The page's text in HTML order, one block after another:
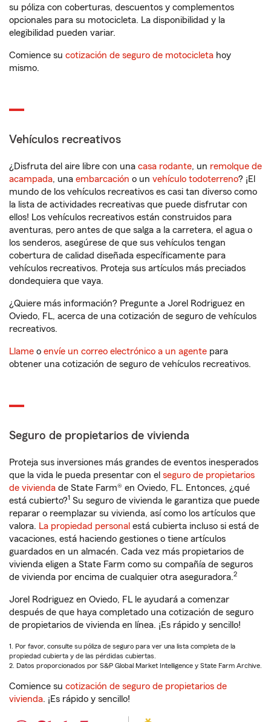
su póliza con coberturas, descuentos y complementos
opcionales para su motocicleta. La disponibilidad y la
elegibilidad pueden variar.
Comience su cotización de seguro de motocicleta hoy
mismo.
Vehículos recreativos
¿Disfruta del aire libre con una casa rodante, un remolque de
acampada, una embarcación o un vehículo todoterreno? ¡El
mundo de los vehículos recreativos es casi tan diverso como
la lista de actividades recreativas que puede disfrutar con
ellos! Los vehículos recreativos están construidos para
aventuras, pero antes de que salga a la carretera, el agua o
los senderos, asegúrese de que sus vehículos tengan
cobertura de calidad diseñada específicamente para
vehículos recreativos. Proteja sus artículos más preciados
dondequiera que vaya.
¿Quiere más información? Pregunte a Jorel Rodriguez en
Oviedo, FL, acerca de una cotización de seguro de vehículos
recreativos.
Llame o envíe un correo electrónico a un agente para
obtener una cotización de seguro de vehículos recreativos.
Seguro de propietarios de vivienda
Proteja sus inversiones más grandes de eventos inesperados
que la vida le pueda presentar con el seguro de propietarios
de vivienda de State Farm® en Oviedo, FL. Entonces, ¿qué
está cubierto?1 Su seguro de vivienda le garantiza que puede
reparar o reemplazar su vivienda, así como los artículos que
valora. La propiedad personal está cubierta incluso si está de
vacaciones, está haciendo gestiones o tiene artículos
guardados en un almacén. Cada vez más propietarios de
vivienda eligen a State Farm como su compañía de seguros
de vivienda por encima de cualquier otra aseguradora.2
Jorel Rodriguez en Oviedo, FL le ayudará a comenzar
después de que haya completado una cotización de seguro
de propietarios de vivienda en línea. ¡Es rápido y sencillo!
1. Por favor, consulte su póliza de seguro para ver una lista completa de la
propiedad cubierta y de las pérdidas cubiertas.
2. Datos proporcionados por S&P Global Market Intelligence y State Farm Archive.
Comience su cotización de seguro de propietarios de
vivienda. ¡Es rápido y sencillo!